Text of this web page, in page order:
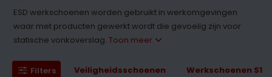
ESD werkschoenen worden gebruikt in werkomgevingen
waar met producten gewerkt wordt die gevoelig zijn voor
statische vonkoverslag.Toon meer
Filters Veiligheidsschoenen Werkschoenen S1